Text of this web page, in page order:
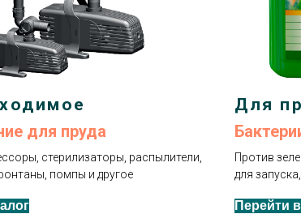
для пруда
стерилизаторы, распылители,
помпы и другое
Для
Против
для
Перейти